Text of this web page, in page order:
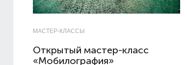
МАСТЕР-КЛАССЫ
Открытый мастер-класс
«Мобилография»